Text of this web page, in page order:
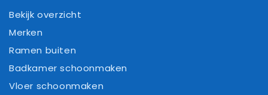
Bekijk overzicht
Merken
Ramen buiten
Badkamer schoonmaken
Vloer schoonmaken